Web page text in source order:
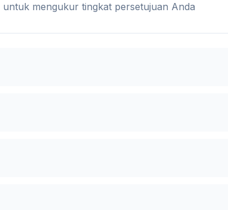
mengukur tingkat persetujuan Anda